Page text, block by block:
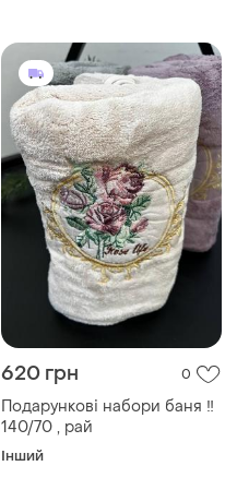
620 грн 0
Подарункові набори баня ‼️
140/70 , рай
Інший